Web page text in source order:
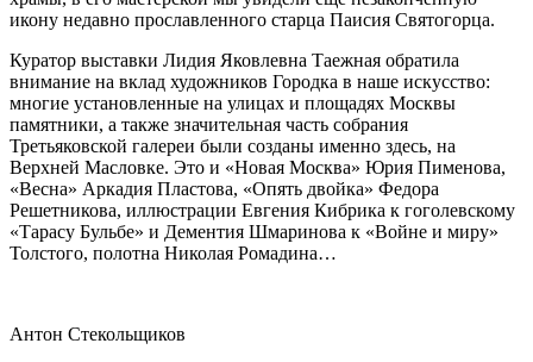
икону недавно прославленного старца Паисия Святогорца.
Куратор выставки Лидия Яковлевна Таежная обратила
внимание на вклад художников Городка в наше искусство:
многие установленные на улицах и площадях Москвы
памятники, а также значительная часть собрания
Третьяковской галереи были созданы именно здесь, на
Верхней Масловке. Это и «Новая Москва» Юрия Пименова,
«Весна» Аркадия Пластова, «Опять двойка» Федора
Решетникова, иллюстрации Евгения Кибрика к гоголевскому
«Тарасу Бульбе» и Дементия Шмаринова к «Войне и миру»
Толстого, полотна Николая Ромадина…
Антон Стекольщиков